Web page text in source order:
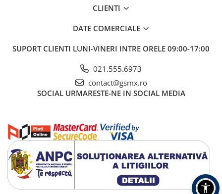
CLIENTI
DATE COMERCIALE
SUPORT CLIENTI LUNI-VINERI INTRE ORELE 09:00-17:00
021.555.6973
contact@gsmx.ro
SOCIAL URMARESTE-NE IN SOCIAL MEDIA